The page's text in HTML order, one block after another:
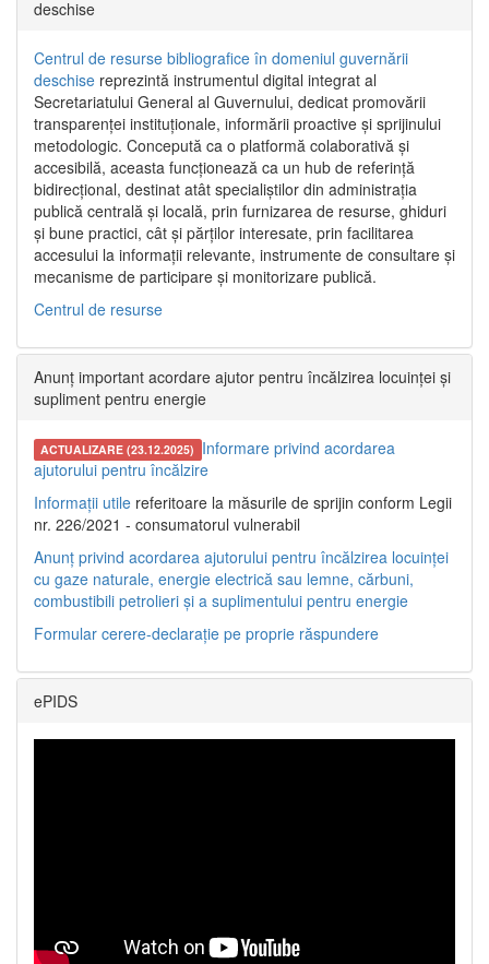
deschise
Centrul de resurse bibliografice în domeniul guvernării
deschise reprezintă instrumentul digital integrat al
Secretariatului General al Guvernului, dedicat promovării
transparenței instituționale, informării proactive și sprijinului
metodologic. Concepută ca o platformă colaborativă și
accesibilă, aceasta funcționează ca un hub de referință
bidirecțional, destinat atât specialiștilor din administrația
publică centrală și locală, prin furnizarea de resurse, ghiduri
și bune practici, cât și părților interesate, prin facilitarea
accesului la informații relevante, instrumente de consultare și
mecanisme de participare și monitorizare publică.
Centrul de resurse
Anunț important acordare ajutor pentru încălzirea locuinței și
supliment pentru energie
ACTUALIZARE (23.12.2025) Informare privind acordarea
ajutorului pentru încălzire
Informații utile referitoare la măsurile de sprijin conform Legii
nr. 226/2021 - consumatorul vulnerabil
Anunț privind acordarea ajutorului pentru încălzirea locuinței
cu gaze naturale, energie electrică sau lemne, cărbuni,
combustibili petrolieri și a suplimentului pentru energie
Formular cerere-declarație pe proprie răspundere
ePIDS